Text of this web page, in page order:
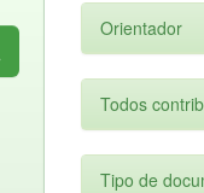
Orientador
Todos
Tipo de